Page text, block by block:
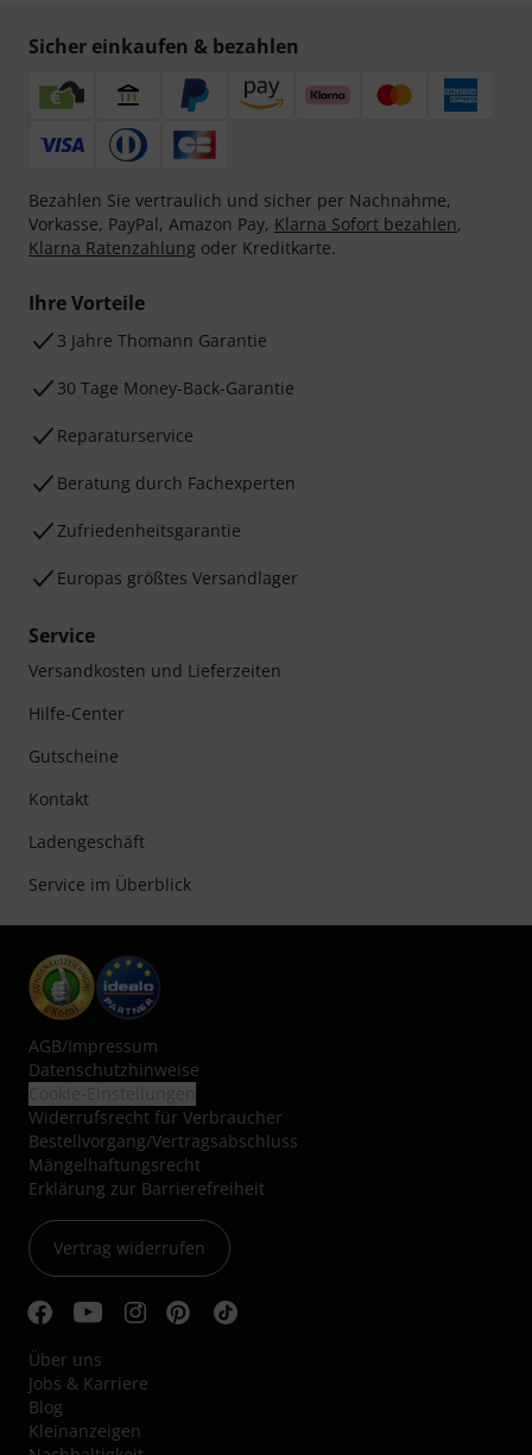
Sicher einkaufen & bezahlen
Bezahlen Sie vertraulich und sicher per Nachnahme,
Vorkasse, PayPal, Amazon Pay, Klarna Sofort bezahlen,
Klarna Ratenzahlung oder Kreditkarte.
Ihre Vorteile
3 Jahre Thomann Garantie
30 Tage Money-Back-Garantie
Reparaturservice
Beratung durch Fachexperten
Zufriedenheitsgarantie
Europas größtes Versandlager
Service
Versandkosten und Lieferzeiten
Hilfe-Center
Gutscheine
Kontakt
Ladengeschäft
Service im Überblick
AGB/Impressum
Datenschutzhinweise
Widerrufsrecht für Verbraucher
Bestellvorgang/Vertragsabschluss
Mängelhaftungsrecht
Erklärung zur Barrierefreiheit
Vertrag widerrufen
Über uns
Jobs & Karriere
Blog
Kleinanzeigen